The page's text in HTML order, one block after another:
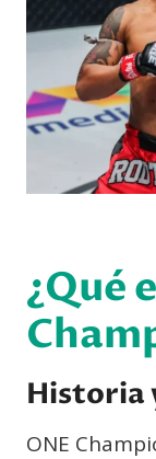
¿Qué
Historia
ONE